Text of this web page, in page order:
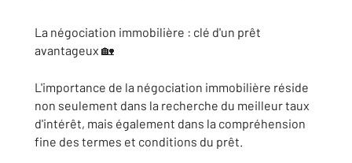
La négociation immobilière : clé d'un prêt
avantageux 🏡
L'importance de la négociation immobilière réside
non seulement dans la recherche du meilleur taux
d'intérêt, mais également dans la compréhension
fine des termes et conditions du prêt.